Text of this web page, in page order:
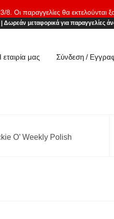
8. Οι παραγγελίες θα εκτελούνται
Δωρεάν μεταφορικάγια παραγγελίες
εταιρία μας Σύνδεση /
O’ Weekly Polish